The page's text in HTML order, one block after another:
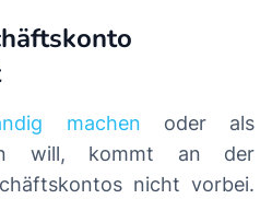
machen oder als
will, kommt an der
nicht vorbei.